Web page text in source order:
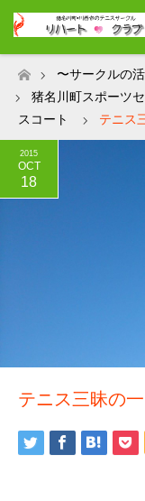
〜サークルの
猪名川町スポーツ
スコート
テニス
2015
OCT
18
テニス三昧の